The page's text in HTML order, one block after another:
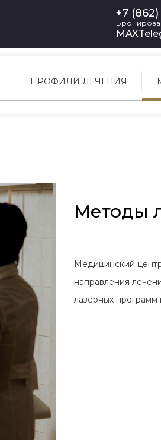
+7
MAX
ПРОФИЛИ ЛЕЧЕНИЯ
Методы
Медицинский
направления
лазерных программ